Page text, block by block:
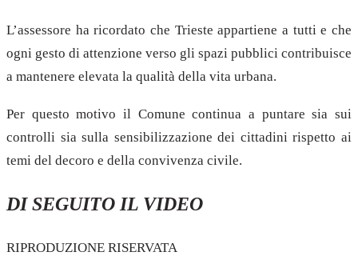
L’assessore ha ricordato che Trieste appartiene a tutti e che
ogni gesto di attenzione verso gli spazi pubblici contribuisce
a mantenere elevata la qualità della vita urbana.
Per questo motivo il Comune continua a puntare sia sui
controlli sia sulla sensibilizzazione dei cittadini rispetto ai
temi del decoro e della convivenza civile.
DI SEGUITO IL VIDEO
RIPRODUZIONE RISERVATA